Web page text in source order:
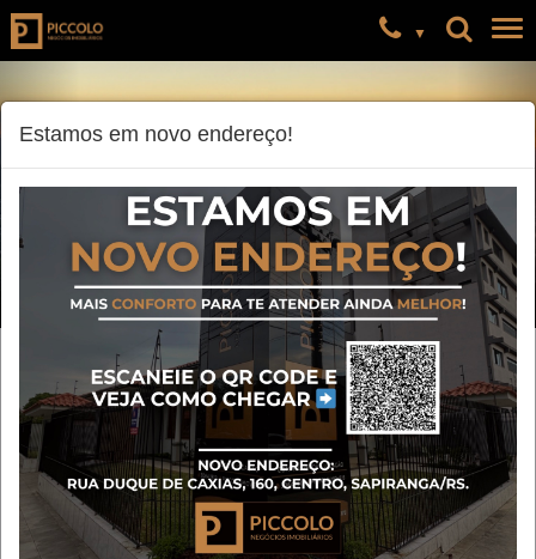
Alugar
Tipo de Imóvel
Estamos em novo endereço!